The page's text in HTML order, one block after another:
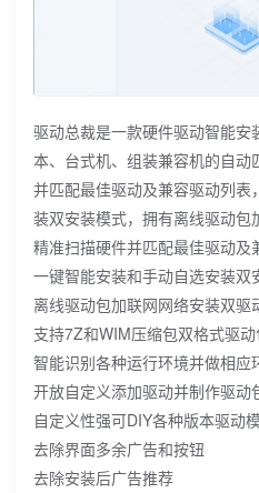
驱动总裁是一款硬件驱动智能
本、台式机、组装兼容机的自
并匹配最佳驱动及兼容驱动列
装双安装模式，拥有离线驱动包
精准扫描硬件并匹配最佳驱动及
一键智能安装和手动自选安装双
离线驱动包加联网网络安装双驱
支持7Z和WIM压缩包双格式驱动
智能识别各种运行环境并做相应
开放自定义添加驱动并制作驱动
自定义性强可DIY各种版本驱动
去除界面多余广告和按钮
去除安装后广告推荐